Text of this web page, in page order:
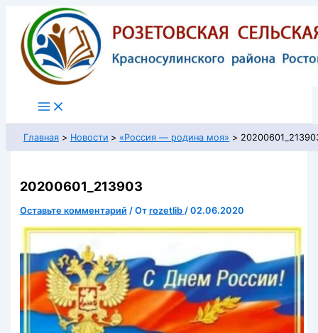
Перейти
содержимому
Главная Новости «Россия — родина моя»
20200601_213903
Оставьте комментарий / От rozetlib / 02.06.2020